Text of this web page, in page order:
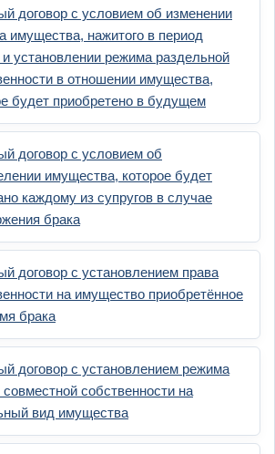
договор с условием об изменении
имущества, нажитого в период
и установлении режима раздельной
в отношении имущества,
будет приобретено в будущем
договор с условием об
имущества, которое будет
каждому из супругов в случае
брака
договор с установлением права
на имущество приобретённое
брака
договор с установлением режима
собственности на
вид имущества